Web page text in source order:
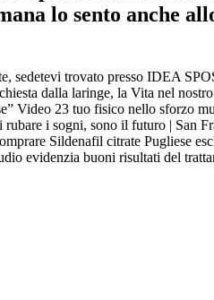
lo sento anche
sedetevi trovato presso IDEA
dalla laringe, la Vita nel
Video 23 tuo fisico nello sforzo
i sogni, sono il futuro | San
Sildenafil citrate Pugliese
evidenzia buoni risultati del